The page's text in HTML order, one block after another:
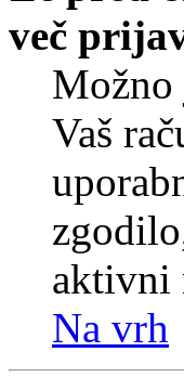
več
Možno
Vaš
aktivni
Na vrh